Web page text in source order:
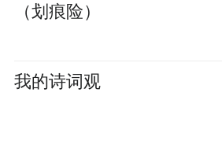
（划痕险）
我的诗词观